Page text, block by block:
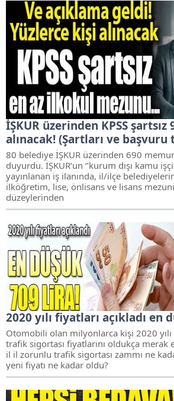
İŞKUR üzerinden KPSS
alınacak! (Şartları ve
80 belediye İŞKUR üzerinden 690 memur-
duyurdu. İŞKUR’un ‘’kurum dışı kamu
yayınlanan iş ilanında, il/ilçe
ilköğretim, lise, önlisans ve lisans
düzeylerinden
2020 yılı fiyatları açıkladı en
Otomobili olan milyonlarca kişi 2020
trafik sigortası fiyatlarını oldukça merak
il il zorunlu trafik sigortası zammı ne
yeni fiyatı ne kadar oldu?